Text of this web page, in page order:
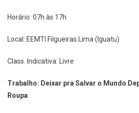
Horário: 07h às 17h
Local: EEMTI Filgueiras Lima (Iguatu)
Class. Indicativa: Livre
Trabalho: Deixar pra Salvar o Mundo
Roupa